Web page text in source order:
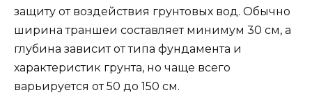
защиту от воздействия грунтовых вод. Обычно
ширина траншеи составляет минимум 30 см, а
глубина зависит от типа фундамента и
характеристик грунта, но чаще всего
варьируется от 50 до 150 см.